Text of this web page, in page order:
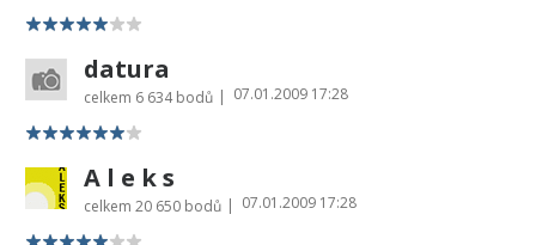
datura
celkem 6 634 bodů | 07.01.2009 17:28
A l e k s
celkem 20 650 bodů | 07.01.2009 17:28